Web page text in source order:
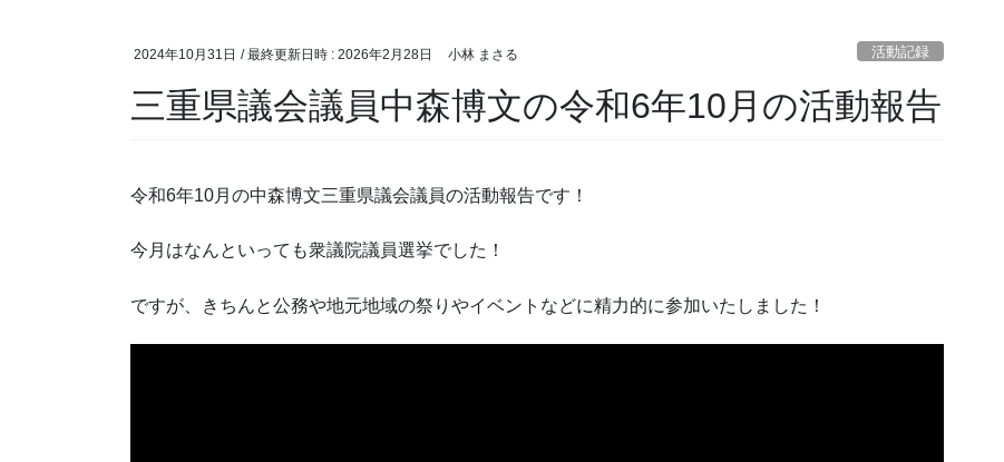
2024年10月31日 / 最終更新日時 : 2026年2月28日 小林 まさる 活動記録
三重県議会議員中森博文の令和6年10月の活動報告
令和6年10月の中森博文三重県議会議員の活動報告です！
今月はなんといっても衆議院議員選挙でした！
ですが、きちんと公務や地元地域の祭りやイベントなどに精力的に参加いたしました！